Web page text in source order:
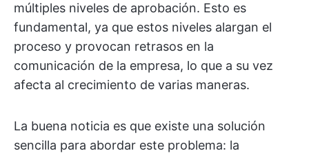
múltiples niveles de aprobación. Esto es
fundamental, ya que estos niveles alargan el
proceso y provocan retrasos en la
comunicación de la empresa, lo que a su vez
afecta al crecimiento de varias maneras.
La buena noticia es que existe una solución
sencilla para abordar este problema: la